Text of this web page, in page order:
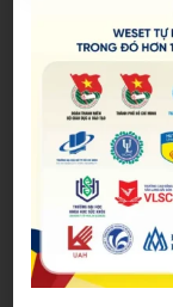
cùng
năng lực
hội nhập cho
03/02/2026